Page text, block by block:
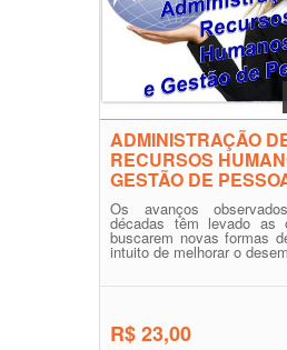
ADMINISTRAÇÃO
RECURSOS
GESTÃO DE
Os avanços
décadas têm levado as
buscarem novas formas
intuito de melhorar o
R$ 23,00